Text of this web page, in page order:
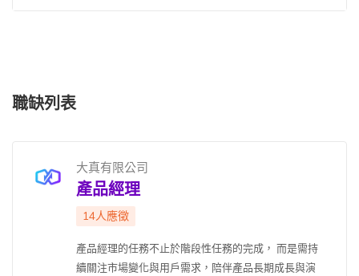
職缺列表
大真有限公司
產品經理
14人應徵
產品經理的任務不止於階段性任務的完成， 而是需持
續關注市場變化與用戶需求，陪伴產品長期成長與演